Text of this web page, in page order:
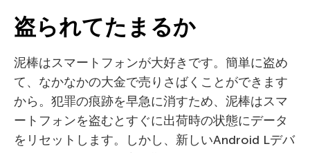
盗られてたまるか
泥棒はスマートフォンが大好きです。簡単に盗め
て、なかなかの大金で売りさばくことができます
から。犯罪の痕跡を早急に消すため、泥棒はスマ
ートフォンを盗むとすぐに出荷時の状態にデータ
をリセットします。しかし、新しいAndroid Lデバ